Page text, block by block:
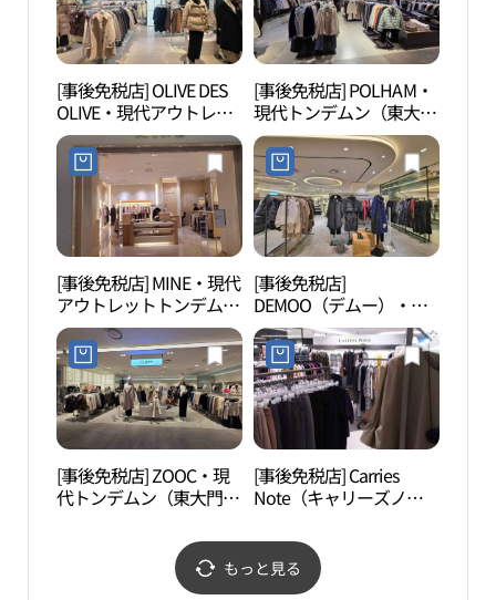
[事後免税店] OLIVE DES
OLIVE・現代アウトレッ
トトンデムン（東大門）
店(올리브데올리브 현대
아울렛 동대문점)
[事後免税店] POLHAM・
現代トンデムン（東大
門）(폴햄 현대아울렛 동
대문점)
[事後免税店] MINE・現代
アウトレットトンデムン
（東大門）店(마인 현대
아울렛 동대문점)
[事後免税店]
DEMOO（デムー）・現
代アウトレットトンデム
ン（東大門）店(데무 현
대아울렛 동대문점)
[事後免税店] ZOOC・現
代トンデムン（東大門）
[事後免税店] Carries
Note（キャリーズノー
トンデムン（東大門）店
(캐리스노트 현대아울렛
동대문점)
もっと見る